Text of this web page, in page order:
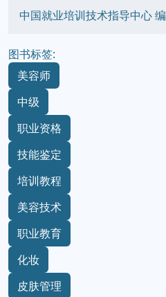
中国就业培训技术指导中心 编
图书标签:
美容师
中级
职业资格
技能鉴定
培训教程
美容技术
职业教育
化妆
皮肤管理